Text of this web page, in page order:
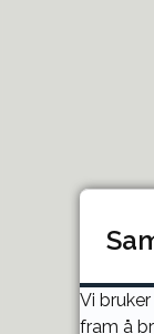
Vi
fram å